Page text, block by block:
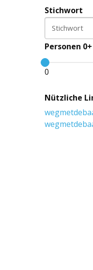
Stichwort
Stichwort
Personen 0+
0
Nützliche